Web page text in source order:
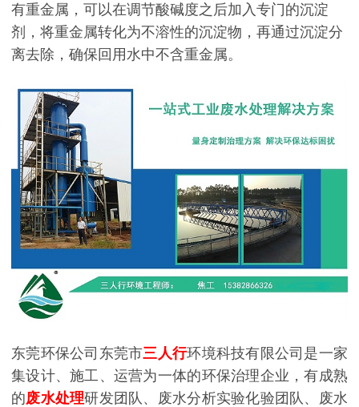
有重金属，可以在调节酸碱度之后加入专门的沉淀
剂，将重金属转化为不溶性的沉淀物，再通过沉淀分
离去除，确保回用水中不含重金属。
东莞环保公司东莞市三人行环境科技有限公司是一家
集设计、施工、运营为一体的环保治理企业，有成熟
的废水处理研发团队、废水分析实验化验团队、废水